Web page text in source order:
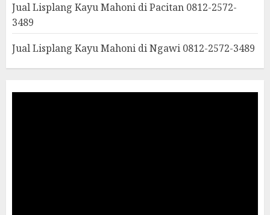
Jual Lisplang Kayu Mahoni di Pacitan 0812-2572-
3489
Jual Lisplang Kayu Mahoni di Ngawi 0812-2572-3489